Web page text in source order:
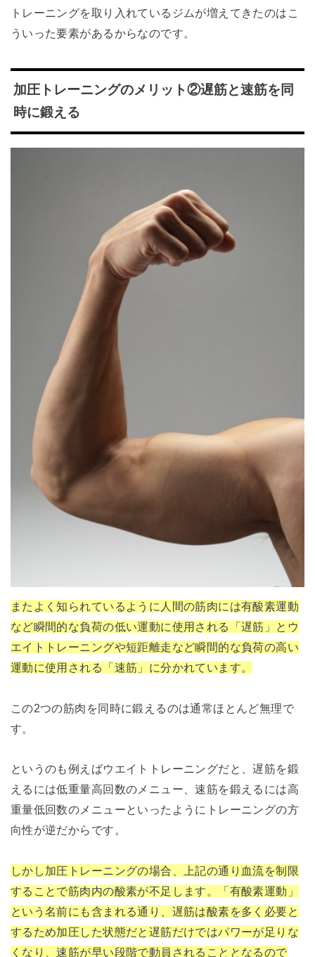
トレーニングを取り入れているジムが増えてきたのはこ
ういった要素があるからなのです。
加圧トレーニングのメリット②遅筋と速筋を同
時に鍛える
またよく知られているように人間の筋肉には有酸素運動
など瞬間的な負荷の低い運動に使用される「遅筋」とウ
エイトトレーニングや短距離走など瞬間的な負荷の高い
運動に使用される「速筋」に分かれています。
この2つの筋肉を同時に鍛えるのは通常ほとんど無理で
す。
というのも例えばウエイトトレーニングだと、遅筋を鍛
えるには低重量高回数のメニュー、速筋を鍛えるには高
重量低回数のメニューといったようにトレーニングの方
向性が逆だからです。
しかし加圧トレーニングの場合、上記の通り血流を制限
することで筋肉内の酸素が不足します。「有酸素運動」
という名前にも含まれる通り、遅筋は酸素を多く必要と
するため加圧した状態だと遅筋だけではパワーが足りな
くなり、速筋が早い段階で動員されることとなるので